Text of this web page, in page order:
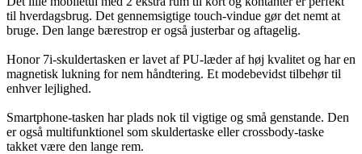
til hverdagsbrug. Det gennemsigtige touch-vindue gør det nemt at
bruge. Den lange bærestrop er også justerbar og aftagelig.
Honor 7i-skuldertasken er lavet af PU-læder af høj kvalitet og har en
magnetisk lukning for nem håndtering. Et modebevidst tilbehør til
enhver lejlighed.
Smartphone-tasken har plads nok til vigtige og små genstande. Den
er også multifunktionel som skuldertaske eller crossbody-taske
takket være den lange rem.